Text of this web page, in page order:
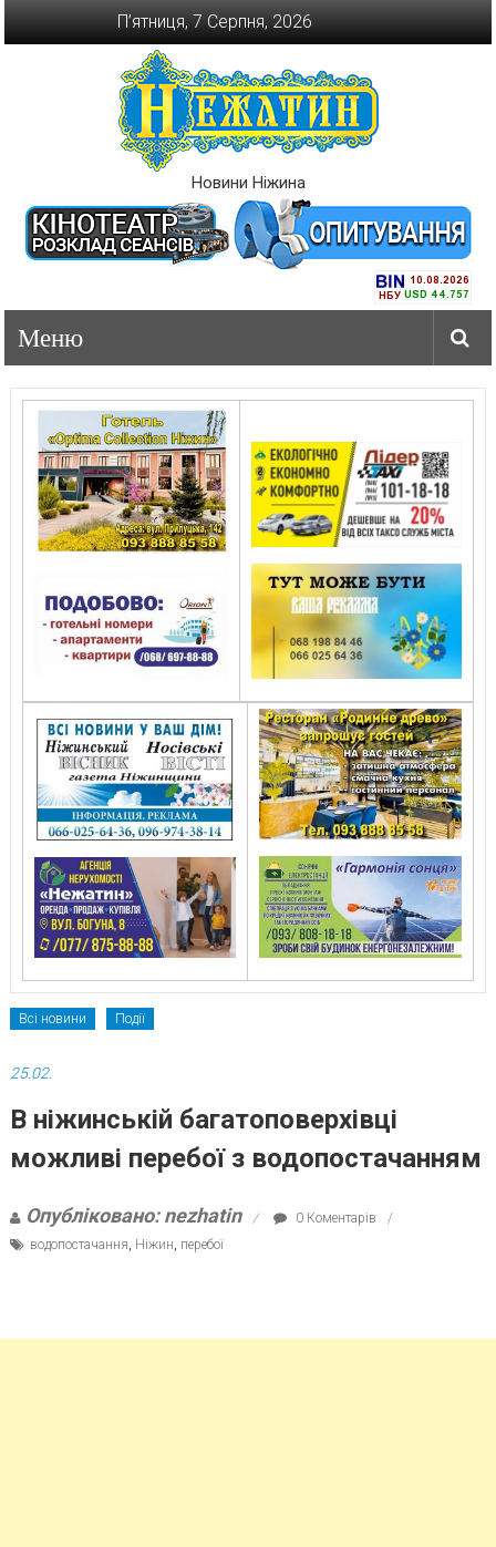
П’ятниця, 7 Серпня, 2026
Новини Ніжина
Всі новини Події
25.02.
В ніжинській багатоповерхівці
можливі перебої з водопостачанням
Опубліковано: nezhatin
0 Коментарів
водопостачання, Ніжин, перебої